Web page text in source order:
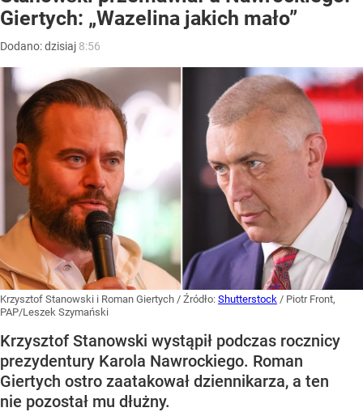
Giertych: „Wazelina jakich mało”
Dodano:dzisiaj 8:56
Krzysztof Stanowski i Roman Giertych / Źródło: Shutterstock / Piotr Front,
PAP/Leszek Szymański
Krzysztof Stanowski wystąpił podczas rocznicy
prezydentury Karola Nawrockiego. Roman
Giertych ostro zaatakował dziennikarza, a ten
nie pozostał mu dłużny.